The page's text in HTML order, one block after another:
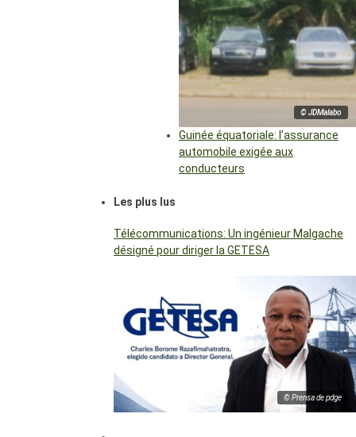
© JDMalabo
Guinée équatoriale: l’assurance
automobile exigée aux
conducteurs
Les plus lus
Télécommunications: Un ingénieur Malgache
désigné pour diriger la GETESA
© Prensa de pdge